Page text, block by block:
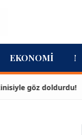
EKONOMI
göz doldurdu!